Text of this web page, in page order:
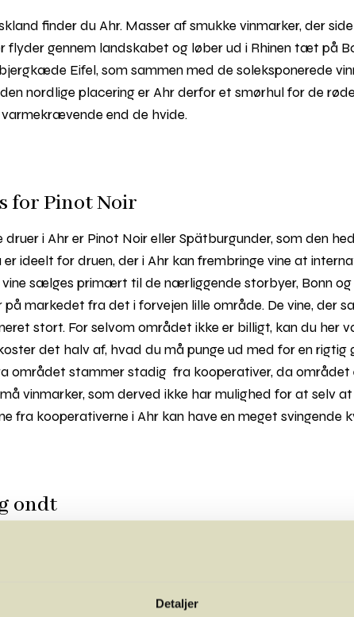
Detaljer
finder du Ahr. Masser af smukke vinmarker, der
flyder gennem landskabet og løber ud i Rhinen tæt på
Eifel, som sammen med de soleksponerede
nordlige placering er Ahr derfor et smørhul for de
end de hvide.
for Pinot Noir
i Ahr er Pinot Noir eller Spätburgunder, som den
ideelt for druen, der i Ahr kan frembringe vine at
vine sælges primært til de nærliggende storbyer, Bonn og
markedet fra det i forvejen lille område. De vine, der
stort. For selvom området ikke er billigt, kan du her
det halv af, hvad du må punge ud med for en rigtig
området stammer stadig fra kooperativer, da
vinmarker, som derved ikke har mulighed for at selv
fra kooperativerne i Ahr kan have en meget svingende
ondt
sløjfer gennem det kurvede klippelandskab mod
klipper. Det milde klima i dalen giver druerne i Ahr-